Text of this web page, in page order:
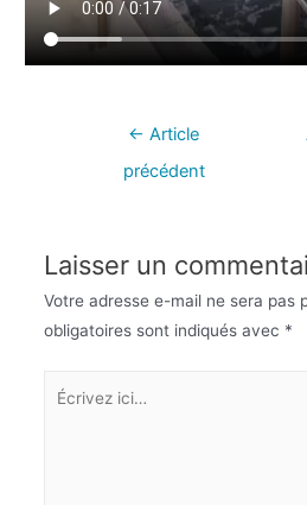
← Article
précédent
Laisser un
Votre adresse e-mail ne sera pas
obligatoires sont indiqués avec *